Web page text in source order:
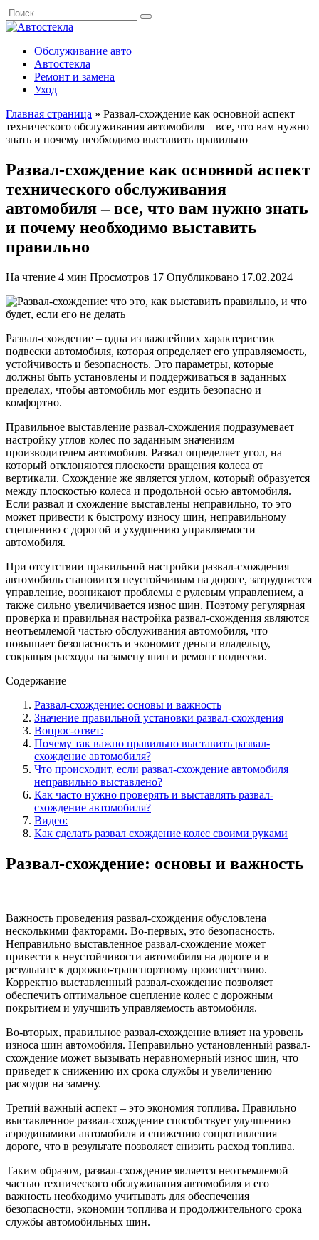
Перейти
к
Search
for:
Обслуживание авто
Автостекла
Ремонт и замена
Уход
Главная страница » Развал-схождение как основной аспект
технического обслуживания автомобиля – все, что вам нужно
знать и почему необходимо выставить правильно
Развал-схождение как основной аспект
технического обслуживания
автомобиля – все, что вам нужно знать
и почему необходимо выставить
правильно
На чтение 4 мин Просмотров 17 Опубликовано 17.02.2024
Развал-схождение – одна из важнейших характеристик
подвески автомобиля, которая определяет его управляемость,
устойчивость и безопасность. Это параметры, которые
должны быть установлены и поддерживаться в заданных
пределах, чтобы автомобиль мог ездить безопасно и
комфортно.
Правильное выставление развал-схождения подразумевает
настройку углов колес по заданным значениям
производителем автомобиля. Развал определяет угол, на
который отклоняются плоскости вращения колеса от
вертикали. Схождение же является углом, который образуется
между плоскостью колеса и продольной осью автомобиля.
Если развал и схождение выставлены неправильно, то это
может привести к быстрому износу шин, неправильному
сцеплению с дорогой и ухудшению управляемости
автомобиля.
При отсутствии правильной настройки развал-схождения
автомобиль становится неустойчивым на дороге, затрудняется
управление, возникают проблемы с рулевым управлением, а
также сильно увеличивается износ шин. Поэтому регулярная
проверка и правильная настройка развал-схождения являются
неотъемлемой частью обслуживания автомобиля, что
повышает безопасность и экономит деньги владельцу,
сокращая расходы на замену шин и ремонт подвески.
Содержание
Развал-схождение: основы и важность
Значение правильной установки развал-схождения
Вопрос-ответ:
Почему так важно правильно выставить развал-
схождение автомобиля?
Что происходит, если развал-схождение автомобиля
неправильно выставлено?
Как часто нужно проверять и выставлять развал-
схождение автомобиля?
Видео:
Как сделать развал схождение колес своими руками
Развал-схождение: основы и важность
Важность проведения развал-схождения обусловлена
несколькими факторами. Во-первых, это безопасность.
Неправильно выставленное развал-схождение может
привести к неустойчивости автомобиля на дороге и в
результате к дорожно-транспортному происшествию.
Корректно выставленный развал-схождение позволяет
обеспечить оптимальное сцепление колес с дорожным
покрытием и улучшить управляемость автомобиля.
Во-вторых, правильное развал-схождение влияет на уровень
износа шин автомобиля. Неправильно установленный развал-
схождение может вызывать неравномерный износ шин, что
приведет к снижению их срока службы и увеличению
расходов на замену.
Третий важный аспект – это экономия топлива. Правильно
выставленное развал-схождение способствует улучшению
аэродинамики автомобиля и снижению сопротивления
дороге, что в результате позволяет снизить расход топлива.
Таким образом, развал-схождение является неотъемлемой
частью технического обслуживания автомобиля и его
важность необходимо учитывать для обеспечения
безопасности, экономии топлива и продолжительного срока
службы автомобильных шин.